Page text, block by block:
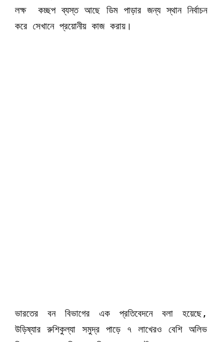
লক্ষ কচ্ছপ ব্যস্ত আছে ডিম পাড়ার জন্য স্থান নির্বাচন
করে সেখানে প্রয়োনীয় কাজ করায়।
ভারতের বন বিভাগের এক প্রতিবেদনে বলা হয়েছে,
উড়িষ্যার রুশিকুল্যা সমুদ্র পাড়ে ৭ লাখেরও বেশি অলিভ